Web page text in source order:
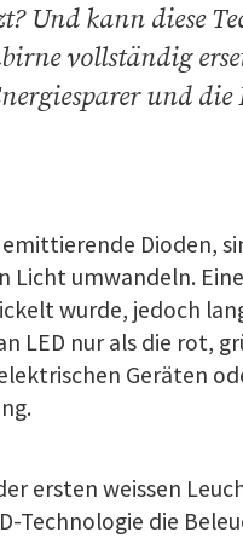
Und kann diese
vollständig
und
emittierende Dioden,
Licht umwandeln.
wurde, jedoch
LED nur als die rot,
Geräten
ersten weissen
Technologie die